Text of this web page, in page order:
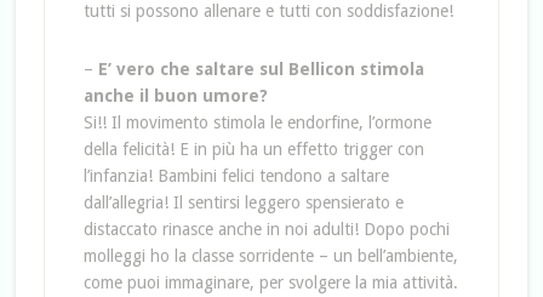
tutti si possono allenare e tutti con soddisfazione!
– E’ vero che saltare sul Bellicon stimola
anche il buon umore?
Si!! Il movimento stimola le endorfine, l’ormone
della felicità! E in più ha un effetto trigger con
l’infanzia! Bambini felici tendono a saltare
dall’allegria! Il sentirsi leggero spensierato e
distaccato rinasce anche in noi adulti! Dopo pochi
molleggi ho la classe sorridente – un bell’ambiente,
come puoi immaginare, per svolgere la mia attività.